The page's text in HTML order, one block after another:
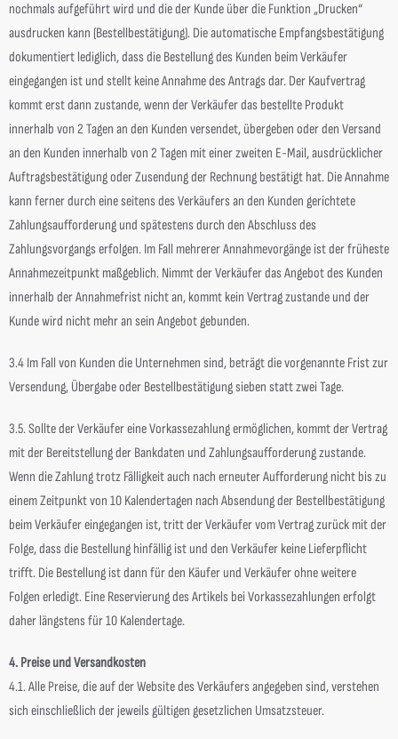
nochmals aufgeführt wird und die der Kunde über die Funktion „Drucken“
ausdrucken kann (Bestellbestätigung). Die automatische Empfangsbestätigung
dokumentiert lediglich, dass die Bestellung des Kunden beim Verkäufer
eingegangen ist und stellt keine Annahme des Antrags dar. Der Kaufvertrag
kommt erst dann zustande, wenn der Verkäufer das bestellte Produkt
innerhalb von 2 Tagen an den Kunden versendet, übergeben oder den Versand
an den Kunden innerhalb von 2 Tagen mit einer zweiten E-Mail, ausdrücklicher
Auftragsbestätigung oder Zusendung der Rechnung bestätigt hat. Die Annahme
kann ferner durch eine seitens des Verkäufers an den Kunden gerichtete
Zahlungsaufforderung und spätestens durch den Abschluss des
Zahlungsvorgangs erfolgen. Im Fall mehrerer Annahmevorgänge ist der früheste
Annahmezeitpunkt maßgeblich. Nimmt der Verkäufer das Angebot des Kunden
innerhalb der Annahmefrist nicht an, kommt kein Vertrag zustande und der
Kunde wird nicht mehr an sein Angebot gebunden.
3.4 Im Fall von Kunden die Unternehmen sind, beträgt die vorgenannte Frist zur
Versendung, Übergabe oder Bestellbestätigung sieben statt zwei Tage.
3.5. Sollte der Verkäufer eine Vorkassezahlung ermöglichen, kommt der Vertrag
mit der Bereitstellung der Bankdaten und Zahlungsaufforderung zustande.
Wenn die Zahlung trotz Fälligkeit auch nach erneuter Aufforderung nicht bis zu
einem Zeitpunkt von 10 Kalendertagen nach Absendung der Bestellbestätigung
beim Verkäufer eingegangen ist, tritt der Verkäufer vom Vertrag zurück mit der
Folge, dass die Bestellung hinfällig ist und den Verkäufer keine Lieferpflicht
trifft. Die Bestellung ist dann für den Käufer und Verkäufer ohne weitere
Folgen erledigt. Eine Reservierung des Artikels bei Vorkassezahlungen erfolgt
daher längstens für 10 Kalendertage.
4. Preise und Versandkosten
4.1. Alle Preise, die auf der Website des Verkäufers angegeben sind, verstehen
sich einschließlich der jeweils gültigen gesetzlichen Umsatzsteuer.